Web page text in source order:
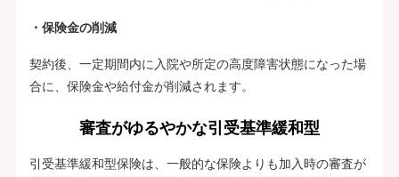
・保険金の削減
契約後、一定期間内に入院や所定の高度障害状態になった場
合に、保険金や給付金が削減されます。
審査がゆるやかな引受基準緩和型
引受基準緩和型保険は、一般的な保険よりも加入時の審査が